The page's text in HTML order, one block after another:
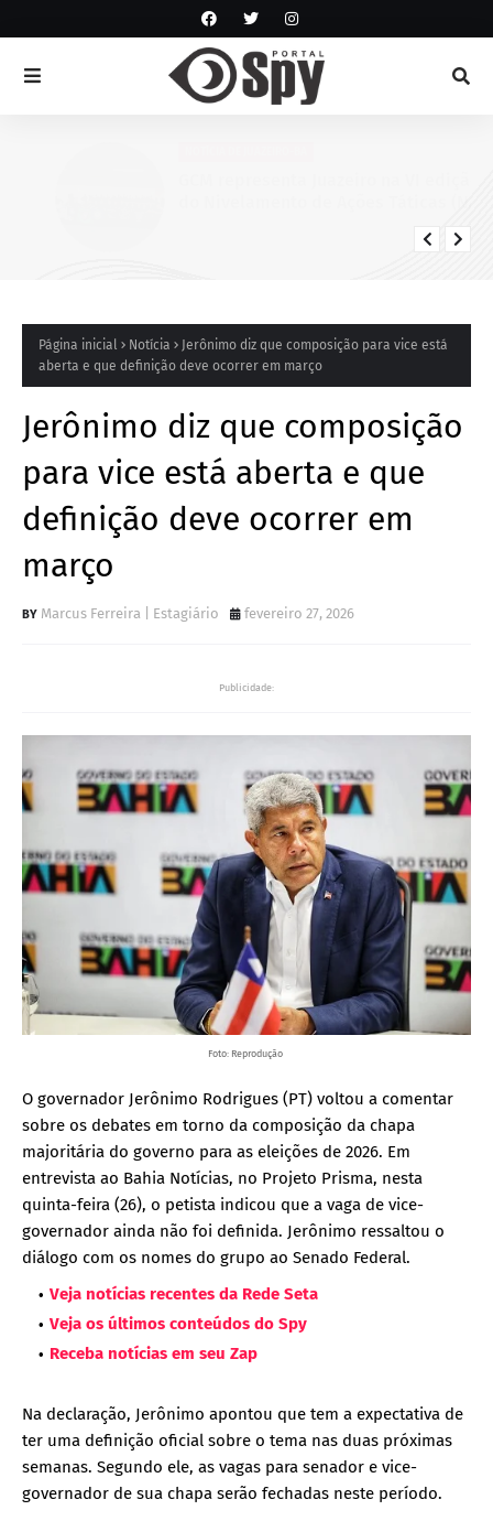
Página inicial Notícia
Jerônimo diz que composição para vice está
aberta e que definição deve ocorrer em março
Jerônimo diz que composição
para vice está aberta e que
definição deve ocorrer em
março
Marcus Ferreira | Estagiário fevereiro 27, 2026
Publicidade:
Foto: Reprodução
O governador Jerônimo Rodrigues (PT) voltou a comentar
sobre os debates em torno da composição da chapa
majoritária do governo para as eleições de 2026. Em
entrevista ao Bahia Notícias, no Projeto Prisma, nesta
quinta-feira (26), o petista indicou que a vaga de vice-
governador ainda não foi definida. Jerônimo ressaltou o
diálogo com os nomes do grupo ao Senado Federal.
Veja notícias recentes da Rede Seta
Veja os últimos conteúdos do Spy
Receba notícias em seu Zap
Na declaração, Jerônimo apontou que tem a expectativa de
ter uma definição oficial sobre o tema nas duas próximas
semanas. Segundo ele, as vagas para senador e vice-
governador de sua chapa serão fechadas neste período.